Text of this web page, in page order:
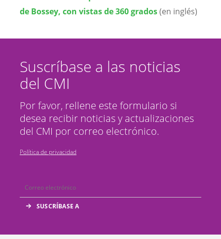
de Bossey, con vistas de 360 grados(en inglés)
Suscríbase a las noticias
del CMI
Por favor, rellene este formulario si
desea recibir noticias y actualizaciones
del CMI por correo electrónico.
Política de privacidad